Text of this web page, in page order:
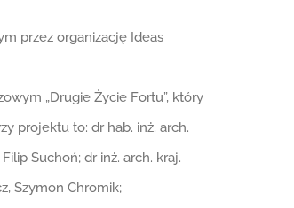
przez organizację Ideas
„Drugie Życie Fortu”, który
projektu to: dr hab. inż. arch.
Suchoń; dr inż. arch. kraj.
Szymon Chromik;